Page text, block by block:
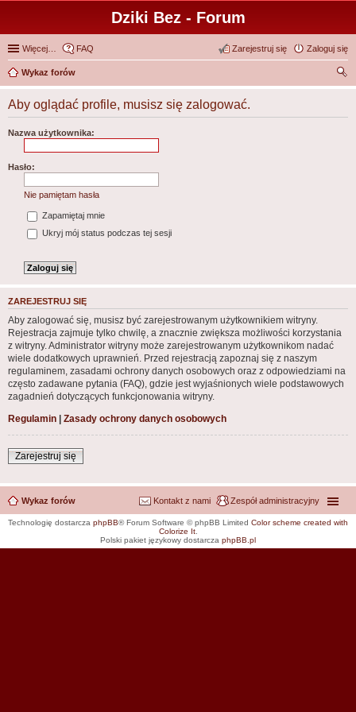
Dziki Bez - Forum
Więcej… FAQ Zaloguj się
Zarejestruj się
Wykaz forów
Aby oglądać profile, musisz się zalogować.
Nazwa użytkownika:
Hasło:
Nie pamiętam hasła
Zapamiętaj mnie
Ukryj mój status podczas tej sesji
ZAREJESTRUJ SIĘ
Aby zalogować się, musisz być zarejestrowanym użytkownikiem witryny.
Rejestracja zajmuje tylko chwilę, a znacznie zwiększa możliwości korzystania
z witryny. Administrator witryny może zarejestrowanym użytkownikom nadać
wiele dodatkowych uprawnień. Przed rejestracją zapoznaj się z naszym
regulaminem, zasadami ochrony danych osobowych oraz z odpowiedziami na
często zadawane pytania (FAQ), gdzie jest wyjaśnionych wiele podstawowych
zagadnień dotyczących funkcjonowania witryny.
Regulamin | Zasady ochrony danych osobowych
Zarejestruj się
Wykaz forów Zespół administracyjny
Kontakt z nami
Technologię dostarcza phpBB® Forum Software © phpBB Limited Color scheme created with
Colorize It.
Polski pakiet językowy dostarcza phpBB.pl